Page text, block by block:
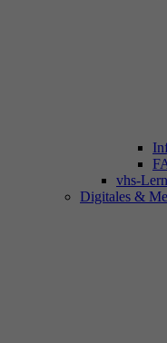
vhs-
Digitales &